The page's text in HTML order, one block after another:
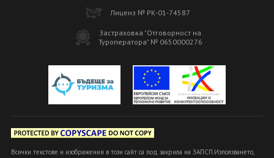
Лиценз № РК-01-74587
Застраховка "Отговорност на
Туроператора" № 0650000276
Всички текстове и изображения в този сайт са под закрила на ЗАПСП.Използването,